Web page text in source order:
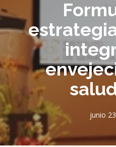
junio